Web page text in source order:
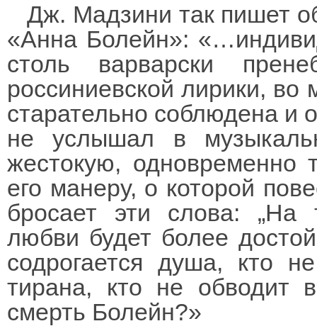
Дж. Мадзини так пишет
«Анна Болейн»:
столь варварски
россиниевской лирики, во
старательно соблюдена и
не услышал в
жестокую, одновременно
его манеру, о которой
бросает эти слова: „На
любви будет более
содрогается душа, кто
тирана, кто не обводит
смерть Болейн?»